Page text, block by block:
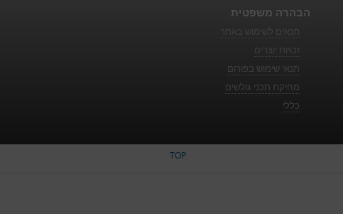
הבהרה משפטית
זכויות יוצרים
תנאי שימוש בפורום
מחיקת תכני גולשים
כללי
TOP